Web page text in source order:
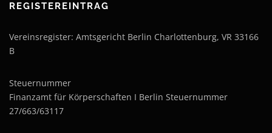
REGISTEREINTRAG
Vereinsregister: Amtsgericht Berlin Charlottenburg, VR 33166
B
Steuernummer
Finanzamt für Körperschaften I Berlin Steuernummer
27/663/63117